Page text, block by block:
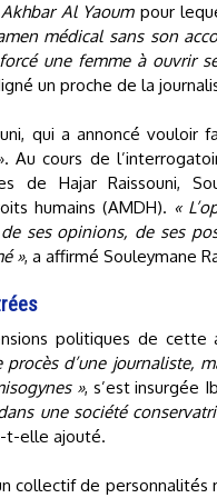
Akhbar Al Yaoumpour
médical sans son
une femme à ouvrir
un proche de la
qui a annoncé
Au cours de
de Hajar Raissouni,
humains (AMDH). «
ses opinions, de ses
», a affirmé Souleymane
politiques de cette
procès d’une journaliste,
», s’est insurgée
une société
t-elle ajouté.
collectif de